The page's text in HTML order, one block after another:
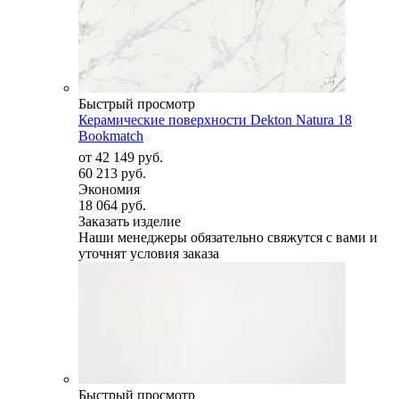
Быстрый просмотр
Керамические поверхности Dekton Natura 18
Bookmatch
от 42 149 руб.
60 213 руб.
Экономия
18 064 руб.
Заказать изделие
Наши менеджеры обязательно свяжутся с вами и
уточнят условия заказа
Быстрый просмотр